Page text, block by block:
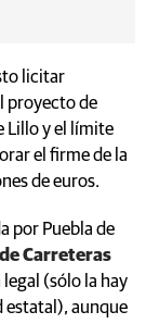
licitar
proyecto de
Lillo y el límite
el firme de la
de euros.
por Puebla de
Carreteras
(sólo la hay
estatal), aunque